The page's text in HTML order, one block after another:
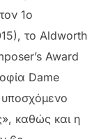
1ο
το Aldworth
Award
Dame
καθώς και η